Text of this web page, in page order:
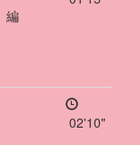
編
02'10"